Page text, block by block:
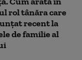
rol tânăra care
recent la
de familie al